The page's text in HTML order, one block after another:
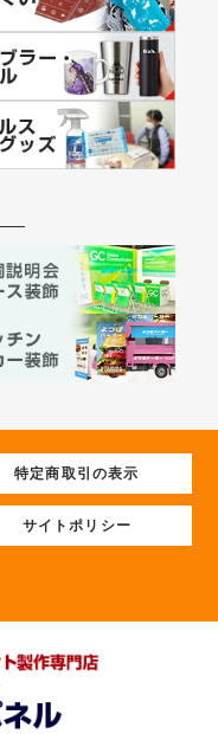
特定商取引の表示
サイトポリシー